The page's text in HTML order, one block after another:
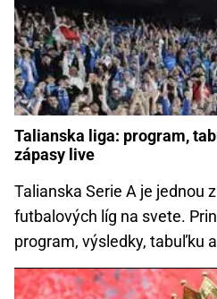
Talianska liga: program,
zápasy live
Talianska Serie A je jednou
futbalových líg na svete.
program, výsledky, tabuľku